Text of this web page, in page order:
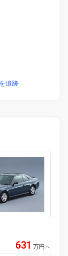
追跡
631 万円 ～